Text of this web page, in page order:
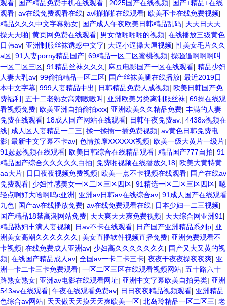
观看 国产精品免费手机在线观看 2025国产在线视频
国产+精品+在线
观看| av在线免费观看在线| av啪啪啪在线观看| 欧美不卡在线免费视频|
精品久久久中文字幕熟女| 国产成人午夜欧美日韩精品乱码| 天天日天天
操天天啪| 黄页网免费在线观看| 男女做啪啪啪的视频| 在线播放三级黄色
日韩av| 亚洲制服丝袜诱惑中文字| 大逼小逼操大屌视频|性美女毛片久久
a区| 91人妻porny精品国产| 69精品一区二区蜜桃视频| 操骚逼啊啊啊叫
一区二区三区| 91精品丝袜久久久 | 麻豆电影国产一区在线观看| 精品少妇
人妻大乳av| 99偷拍精品一区二区| 国产丝袜美腿在线播放| 最近2019日
本中文字幕| 999人妻精品中出| 日韩精品免费人成视频| 欧美日韩国产免
费福利 | 五十二老熟女高潮嗷嗷叫 | 亚洲欧美另类离制服丝袜| 69操在线观
看视频免费| 欧美亚洲自拍偷拍xxx| 亚洲欧美久久精品免费| 丰满的人妻
免费在线观看| 18成人国产网站在线观看| 日韩午夜免费av. | 4438x视频在
线| 成人区人妻精品一二三| 揉一揉插一插免费视频| av黄色日韩免费电
影| 最新中文字幕不卡av| 色情按摩XXXXXX视频| 欧美一级大黄片一级片|
91瑟瑟视频在线观看| 欧美日韩综合在线精品观看| 精品国产777自拍| 91
精品国产综合久久久久久白拍| 免费啪视频在线播放久18| 欧美大黄特黄
aa大片| 日日夜夜视频免费视频| 欧美一点不卡视频在线观看| 国产在线av
免费观看| 少妇性感美女一区二区三区四区| 91精选一区二区三区四区| 嗯
轻点啊好大哈啊呜c亚洲| 亚洲av日韩av在线综合av| 91成人国产在线观看
九色| 国产av在线播放免费| av在线免费观看在线| 日本少妇一二三视频|
国产精品18禁高潮网站免费| 天天爽天天爽免费视频| 天天综合网亚洲91 |
精品熟妇丰满人妻视频| 日av不卡在线观看| 日产国产亚洲精品系列p| 亚
洲美女高潮久久久久久久 | 美女直播软件视频直播免费| 亚洲免费观看不
卡视频| 在线免费成人亚洲av| 少妇高久久久久久久久 | 国产又大又黄的视
频| 在线国产精品成人av| 全国av一卡二卡三卡| 夜夜干夜夜操夜夜爽| 亚
洲一卡二卡三卡免费观看| 一区二区三区在线观看视频网站| 五十路六十
路熟女熟女| 亚洲av电影在线观看网址| 亚洲中文字幕欧美自拍另类| 亚洲
543av在线观看| 午夜在线观看免费av| 日日夜夜精品视频观看| 亚洲精品
色综合av网站| 天天做天天摸天天爽欧美一区| 北岛玲精品一区二区三| 老